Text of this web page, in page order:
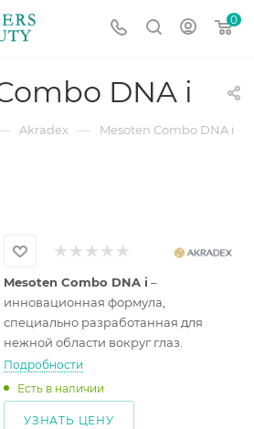
0
DNA i
Akradex — Mesoten Combo DNA i
Mesoten Combo DNA i –
инновационная формула,
специально разработанная для
нежной области вокруг глаз.
Подробности
Есть в наличии
УЗНАТЬ ЦЕНУ